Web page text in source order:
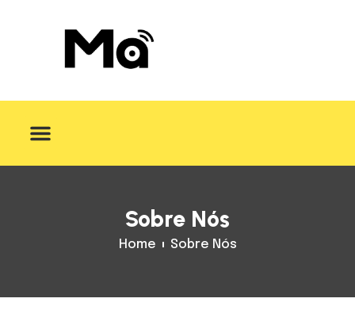
Sobre Nós
Home Sobre Nós